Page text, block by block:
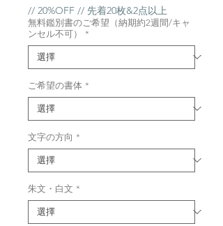
// 20%OFF // 先着20枚&2点以上
無料鑑別書のご希望（納期約2週間/キャ
ンセル不可）
*
ご希望の書体 *
文字の方向 *
朱文・白文 *